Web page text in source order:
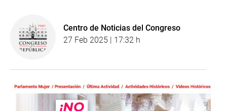
Centro de Noticias del Congreso
27 Feb 2025 | 17:32 h